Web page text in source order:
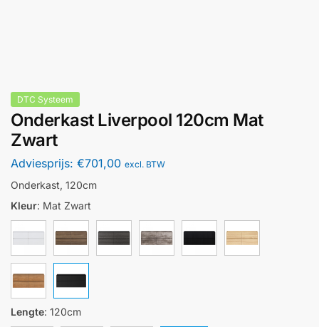
DTC Systeem
Onderkast Liverpool 120cm Mat
Zwart
Adviesprijs: €701,00 excl. BTW
Onderkast, 120cm
Kleur: Mat Zwart
Lengte: 120cm